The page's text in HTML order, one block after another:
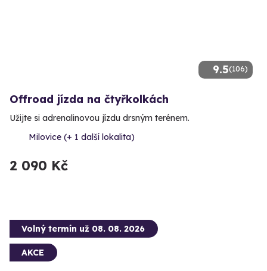
9.5(106)
Offroad jízda na čtyřkolkách
Užijte si adrenalinovou jízdu drsným terénem.
Milovice (+ 1 další lokalita)
2 090 Kč
Volný termín už 08. 08. 2026
AKCE